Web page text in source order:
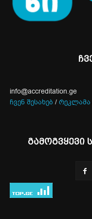
info@accreditation.ge
ჩვენ შესახებ / რეკლამა
გამოგვყევი